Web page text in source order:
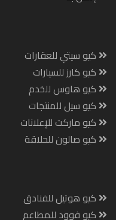
كيو سيتي للعقارات
كيو كارز للسيارات
كيو هاوس للخدم
كيو سيل للمنتجات
كيو ماركت للإعلانات
كيو صالون للحلاقة
كيو هوتيل للفنادق
كيو فوود للمطاعم